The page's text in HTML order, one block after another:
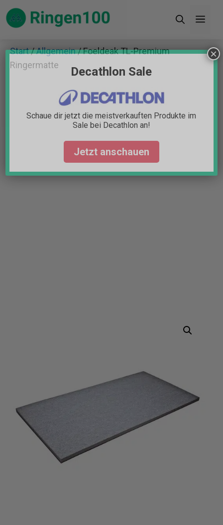
Zum
Inhalt
Start/Allgemein/ Foeldeak TL-Premium
Ringermatte
Decathlon Sale
Schaue dir jetzt die meistverkauften Produkte im
Sale bei Decathlon an!
Jetzt anschauen
×